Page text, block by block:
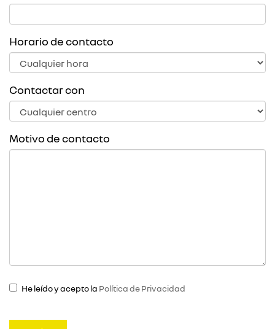
Horario de contacto
Contactar con
Motivo de contacto
He leído y acepto la Política de Privacidad